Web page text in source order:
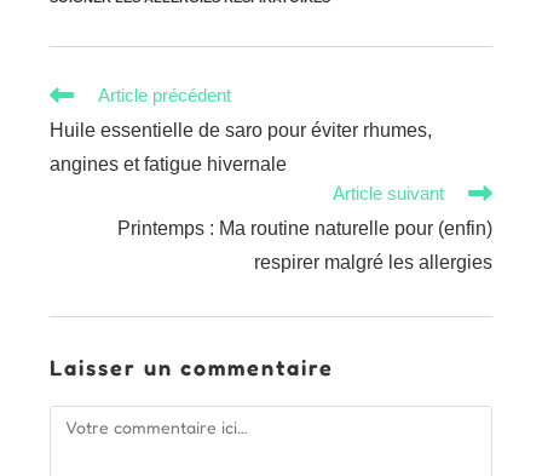
Read
articles
Article précédent
Huile essentielle de saro pour éviter rhumes,
angines et fatigue hivernale
Article suivant
Printemps : Ma routine naturelle pour (enfin)
respirer malgré les allergies
Laisser un commentaire
Comment